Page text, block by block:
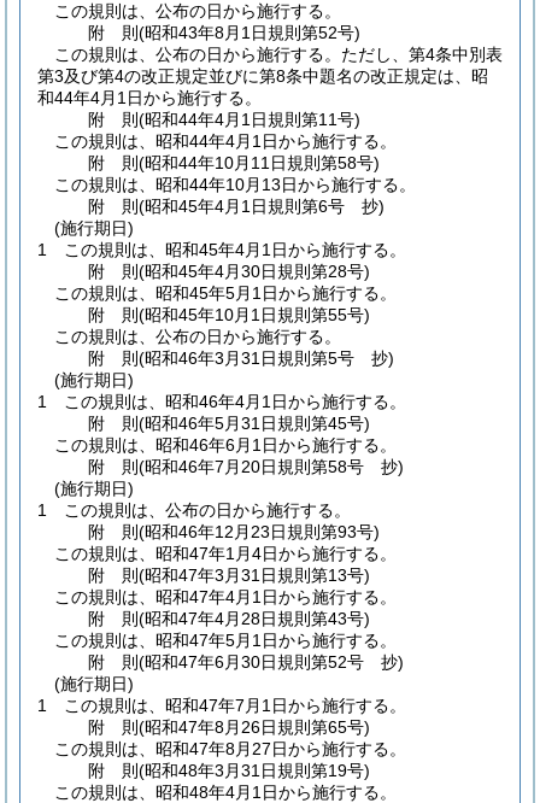
この規則は、公布の日から施行する。
附 則(昭和43年8月1日規則第52号)
この規則は、公布の日から施行する。 ただし、第4条中別表
第3及び第4の改正規定並びに第8条中題名の改正規定は、昭
和44年4月1日から施行する。
附 則(昭和44年4月1日規則第11号)
この規則は、昭和44年4月1日から施行する。
附 則(昭和44年10月11日規則第58号)
この規則は、昭和44年10月13日から施行する。
附 則(昭和45年4月1日規則第6号 抄)
(施行期日)
1
この規則は、昭和45年4月1日から施行する。
附 則(昭和45年4月30日規則第28号)
この規則は、昭和45年5月1日から施行する。
附 則(昭和45年10月1日規則第55号)
この規則は、公布の日から施行する。
附 則(昭和46年3月31日規則第5号 抄)
(施行期日)
1
この規則は、昭和46年4月1日から施行する。
附 則(昭和46年5月31日規則第45号)
この規則は、昭和46年6月1日から施行する。
附 則(昭和46年7月20日規則第58号 抄)
(施行期日)
1
この規則は、公布の日から施行する。
附 則(昭和46年12月23日規則第93号)
この規則は、昭和47年1月4日から施行する。
附 則(昭和47年3月31日規則第13号)
この規則は、昭和47年4月1日から施行する。
附 則(昭和47年4月28日規則第43号)
この規則は、昭和47年5月1日から施行する。
附 則(昭和47年6月30日規則第52号 抄)
(施行期日)
1
この規則は、昭和47年7月1日から施行する。
附 則(昭和47年8月26日規則第65号)
この規則は、昭和47年8月27日から施行する。
附 則(昭和48年3月31日規則第19号)
この規則は、昭和48年4月1日から施行する。